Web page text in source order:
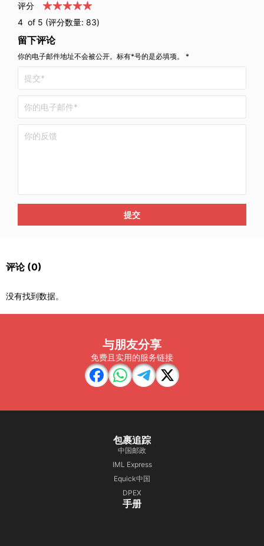
评分
4 of 5 (评分数量: 83)
留下评论
你的电子邮件地址不会被公开。标有*号的是必填项。 *
提交
评论 (0)
没有找到数据。
与朋友分享
免费且实用的服务链接
包裹追踪
中国邮政
IML Express
Equick中国
DPEX
手册